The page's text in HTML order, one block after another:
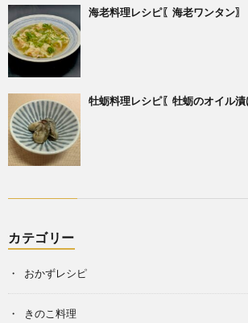
海老料理レシピ〖海老ワンタン〗
牡蛎料理レシピ〖牡蛎のオイル漬
カテゴリー
おかずレシピ
きのこ料理